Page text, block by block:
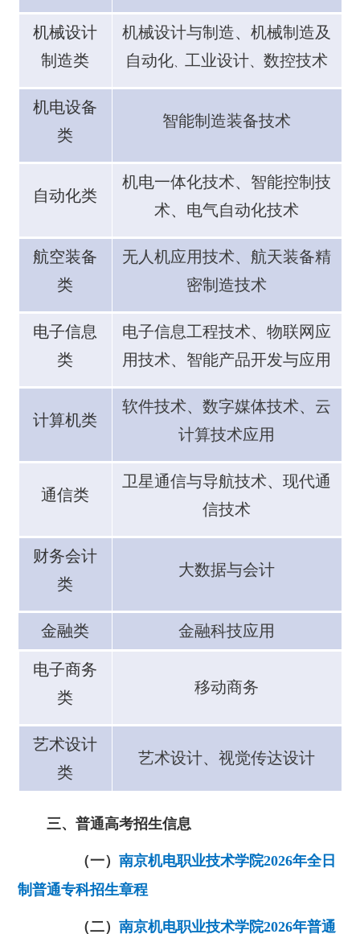
机械设计
制造类
机械设计与制造、 机械制造及
自动化
工业设计、 数控技术
机电设备
类
智能制造装备技术
自动化类
机电一体化技术、 智能控制技
术、 电气自动化技术
航空装备
类
无人机应用技术、 航天装备精
密制造技术
电子信息
类
电子信息工程技术、 物联网应
用技术、 智能产品开发与应用
计算机类
软件技术、 数字媒体技术、 云
计算技术应用
通信类
卫星通信与导航技术、 现代通
信技术
财务会计
类
大数据与会计
金融类 金融科技应用
电子商务
类
移动商务
艺术设计
类
艺术设计、 视觉传达设计
三、普通高考招生信息
（一）南京机电职业技术学院2026年全日
制普通专科招生章程
（二）南京机电职业技术学院2026年普通